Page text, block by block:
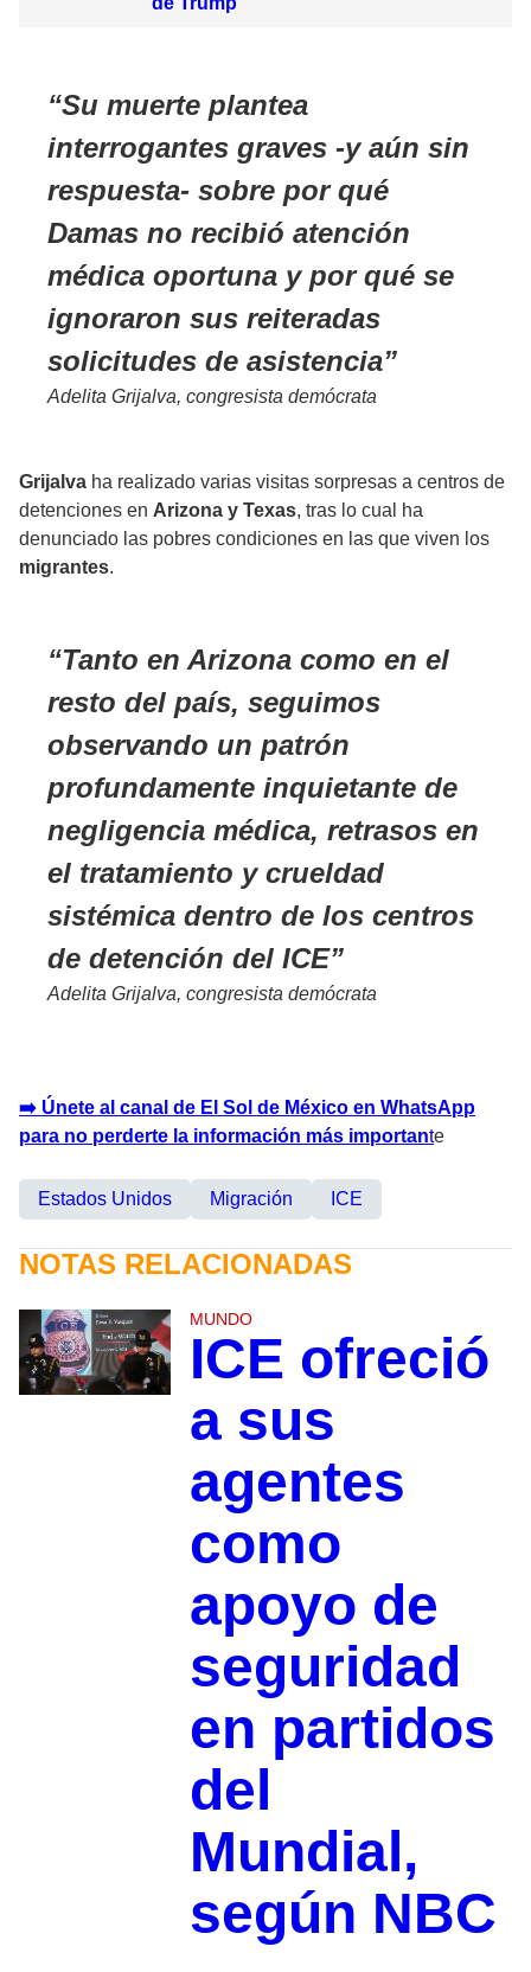
Su muerte plantea
interrogantes graves -y aún sin
respuesta- sobre por qué
Damas no recibió atención
médica oportuna y por qué se
ignoraron sus reiteradas
solicitudes de asistencia
Adelita Grijalva, congresista demócrata
Grijalva ha realizado varias visitas sorpresas a centros de
detenciones en Arizona y Texas, tras lo cual ha
denunciado las pobres condiciones en las que viven los
migrantes.
Tanto en Arizona como en el
resto del país, seguimos
observando un patrón
profundamente inquietante de
negligencia médica, retrasos en
el tratamiento y crueldad
sistémica dentro de los centros
de detención del ICE
Adelita Grijalva, congresista demócrata
➡️ Únete al canal de El Sol de México en WhatsApp
para no perderte la información más importante
Estados Unidos Migración ICE
NOTAS RELACIONADAS
MUNDO
ICE ofreció
a sus
agentes
como
apoyo de
seguridad
en partidos
del
Mundial,
según NBC